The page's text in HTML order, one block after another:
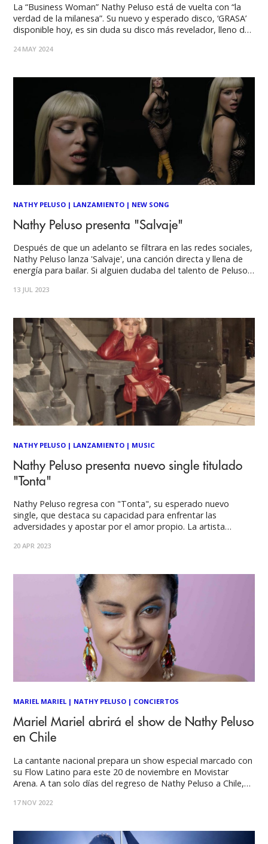
La “Business Woman” Nathy Peluso está de vuelta con “la
verdad de la milanesa”. Su nuevo y esperado disco, ‘GRASA’
disponible hoy, es sin duda su disco más revelador, lleno de
inigualable destreza interpretativa tanto en el hip hop
24 MAY 2024
NATHY PELUSO | LANZAMIENTO | NEW SONG
Nathy Peluso presenta "Salvaje"
Después de que un adelanto se filtrara en las redes sociales,
Nathy Peluso lanza 'Salvaje', una canción directa y llena de
energía para bailar. Si alguien dudaba del talento de Peluso,
sus redes sociales superaron todas las expectativas,
13 JUL 2023
NATHY PELUSO | LANZAMIENTO | MUSIC
Nathy Peluso presenta nuevo single titulado
"Tonta"
Nathy Peluso regresa con "Tonta", su esperado nuevo
single, que destaca su capacidad para enfrentar las
adversidades y apostar por el amor propio. La artista
esta ocasión un mensaje de empoderamiento envuelto en
20 APR 2023
MARIEL MARIEL | NATHY PELUSO | CONCIERTOS
Mariel Mariel abrirá el show de Nathy Peluso
en Chile
La cantante nacional prepara un show especial marcado con
su Flow Latino para este 20 de noviembre en Movistar
Arena. A tan solo días del regreso de Nathy Peluso a Chile,
compositora nacional Mariel Mariel en la apertura del show
17 NOV 2022